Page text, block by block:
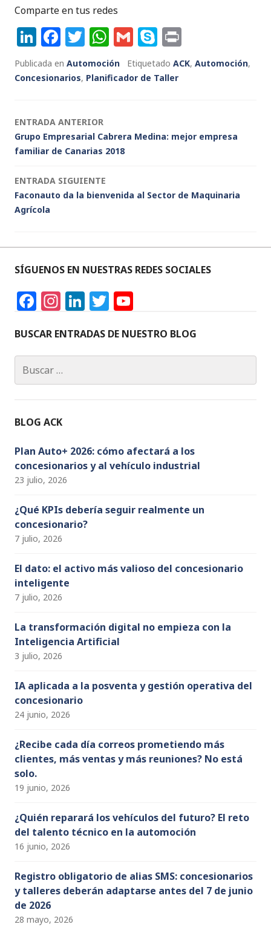
Comparte en tus redes
Li
n
k
dI
n
F
a
c
b
o
o
k
T
w
it
r
W
h
a
p
p
G
m
ai
S
k
y
ri
n
Publicada en Automoción Etiquetado ACK, Automoción,
Concesionarios, Planificador de Taller
Navegación
de
entradas
ENTRADA ANTERIOR
Grupo Empresarial Cabrera Medina: mejor empresa
familiar de Canarias 2018
ENTRADA SIGUIENTE
Faconauto da la bienvenida al Sector de Maquinaria
Agrícola
SÍGUENOS EN NUESTRAS REDES SOCIALES
F
c
e
b
o
In
a
g
ra
Li
k
e
dI
T
it
te
r
u
T
u
h
a
n
BUSCAR ENTRADAS DE NUESTRO BLOG
BLOG ACK
Plan Auto+ 2026: cómo afectará a los
concesionarios y al vehículo industrial
23 julio, 2026
¿Qué KPIs debería seguir realmente un
concesionario?
7 julio, 2026
El dato: el activo más valioso del concesionario
inteligente
7 julio, 2026
La transformación digital no empieza con la
Inteligencia Artificial
3 julio, 2026
IA aplicada a la posventa y gestión operativa del
concesionario
24 junio, 2026
¿Recibe cada día correos prometiendo más
clientes, más ventas y más reuniones? No está
solo.
19 junio, 2026
¿Quién reparará los vehículos del futuro? El reto
del talento técnico en la automoción
16 junio, 2026
Registro obligatorio de alias SMS: concesionarios
y talleres deberán adaptarse antes del 7 de junio
de 2026
28 mayo, 2026